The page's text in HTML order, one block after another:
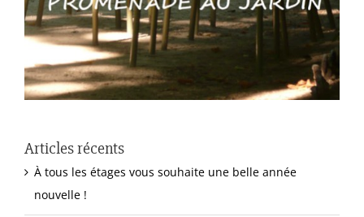
Articles récents
À tous les étages vous souhaite une belle année
nouvelle !